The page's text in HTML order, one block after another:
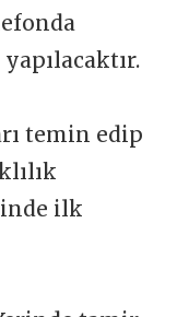
temin edip
ilk